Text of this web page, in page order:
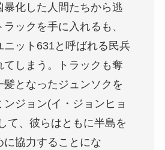
暴化した人間たちから逃
ックを手に入れるも、
ニット631と呼ばれる民兵
てしまう。トラックも奪
髪となったジュンソクを
ジョン(イ・ジョンヒョ
て、彼らはともに半島を
に協力することにな